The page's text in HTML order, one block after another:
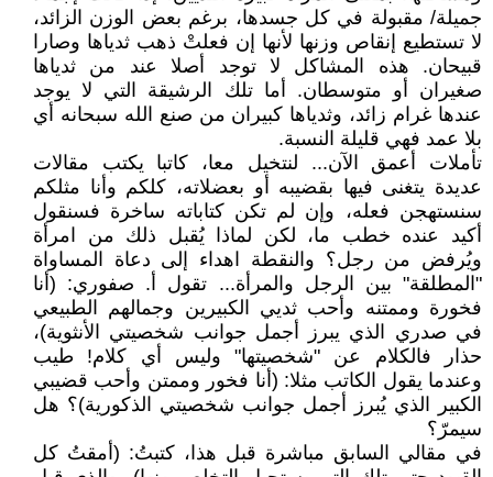
جميلة/ مقبولة في كل جسدها، برغم بعض الوزن الزائد،
لا تستطيع إنقاص وزنها لأنها إن فعلتْ ذهب ثدياها وصارا
قبيحان. هذه المشاكل لا توجد أصلا عند من ثدياها
صغيران أو متوسطان. أما تلك الرشيقة التي لا يوجد
عندها غرام زائد، وثدياها كبيران من صنع الله سبحانه أي
بلا عمد فهي قليلة النسبة.
تأملات أعمق الآن... لنتخيل معا، كاتبا يكتب مقالات
عديدة يتغنى فيها بقضيبه أو بعضلاته، كلكم وأنا مثلكم
سنستهجن فعله، وإن لم تكن كتاباته ساخرة فسنقول
أكيد عنده خطب ما، لكن لماذا يُقبل ذلك من امرأة
ويُرفض من رجل؟ والنقطة اهداء إلى دعاة المساواة
"المطلقة" بين الرجل والمرأة... تقول أ. صفوري: (أنا
فخورة وممتنه وأحب ثديي الكبيرين وجمالهم الطبيعي
في صدري الذي يبرز أجمل جوانب شخصيتي الأنثوية)،
حذار فالكلام عن "شخصيتها" وليس أي كلام! طيب
وعندما يقول الكاتب مثلا: (أنا فخور وممتن وأحب قضيبي
الكبير الذي يُبرز أجمل جوانب شخصيتي الذكورية)؟ هل
سيمرّ؟
في مقالي السابق مباشرة قبل هذا، كتبتُ: (أمقتُ كل